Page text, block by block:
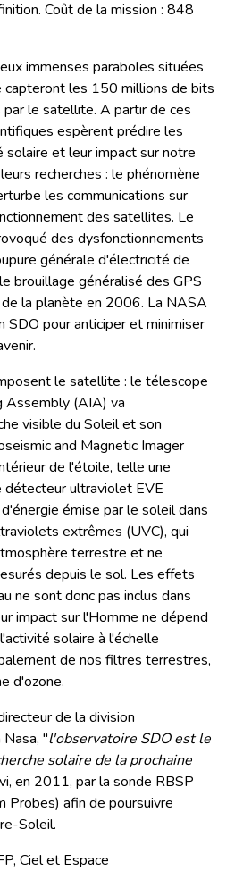
Coût de la mission : 848
immenses paraboles situées
capteront les 150 millions de bits
le satellite. A partir de ces
espèrent prédire les
solaire et leur impact sur notre
recherches : le phénomène
les communications sur
des satellites. Le
des dysfonctionnements
générale d'électricité de
brouillage généralisé des GPS
la planète en 2006. La NASA
SDO pour anticiper et minimiser
le satellite : le télescope
Assembly (AIA) va
visible du Soleil et son
and Magnetic Imager
de l'étoile, telle une
détecteur ultraviolet EVE
émise par le soleil dans
extrêmes (UVC), qui
terrestre et ne
depuis le sol. Les effets
ne sont donc pas inclus dans
impact sur l'Homme ne dépend
solaire à l'échelle
de nos filtres terrestres,
d'ozone.
de la division
"l'observatoire SDO est le
solaire de la prochaine
en 2011, par la sonde RBSP
Probes) afin de poursuivre
Soleil.
Ciel et Espace